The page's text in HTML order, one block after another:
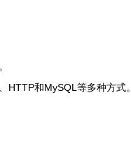
和MySQL等多种方式。